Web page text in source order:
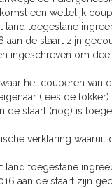
een wettelijk
toegestane
aan de staart zijn
ingeschreven om
het couperen van
(lees de fokker)
staart (nog) is
verklaring
toegestane
aan de staart zijn